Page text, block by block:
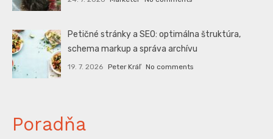
Petičné stránky a SEO: optimálna štruktúra,
schema markup a správa archívu
19. 7. 2026 Peter Kráľ No comments
Poradňa